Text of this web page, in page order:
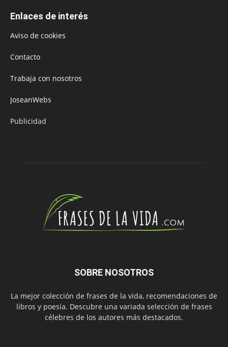
Enlaces de interés
Aviso de cookies
Contacto
Trabaja con nosotros
JoseanWebs
Publicidad
SOBRE NOSOTROS
La mejor colección de frases de la vida, recomendaciones de
libros y poesía. Descubre una variada selección de frases
célebres de los autores más destacados.